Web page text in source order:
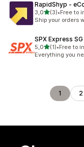
RapidShyp ‑
3,0na 5 gwiazdek
(3)
Łączna liczba
•Free to
Ship your orders
SPX Express SG
5,0na 5 gwiazdek
(1)
Łączna liczba
•Free to
Everything you
1 2